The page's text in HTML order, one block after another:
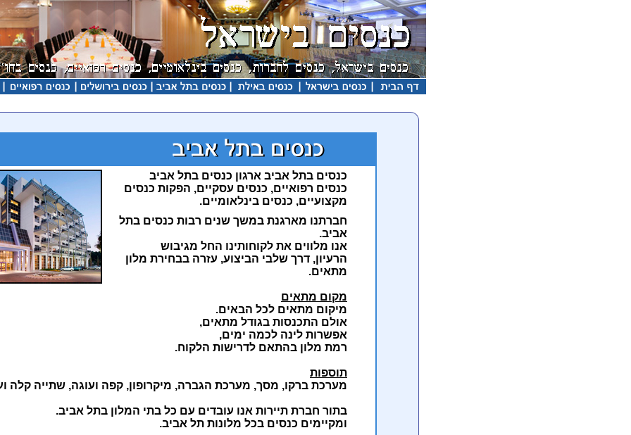
כנסים בתל אביב ארגון כנסים בתל אביב
כנסים רפואיים, כנסים עסקיים, הפקות כנסים
מקצועיים, כנסים בינלאומיים.
חברתנו מארגנת במשך שנים רבות כנסים בתל
אביב.
אנו מלווים את לקוחותינו החל מגיבוש
הרעיון, דרך שלבי הביצוע, עזרה בבחירת מלון
מתאים.
מקום מתאים
מיקום מתאים לכל הבאים.
אולם התכנסות בגודל מתאים,
אפשרות לינה לכמה ימים,
רמת מלון בהתאם לדרישות הלקוח.
תוספות
מערכת ברקו, מסך, מערכת הגברה, מיקרופון, קפה ועוגה, שתייה קלה
בתור חברת תיירות אנו עובדים עם כל בתי המלון בתל אביב.
ומקיימים כנסים בכל מלונות תל אביב.